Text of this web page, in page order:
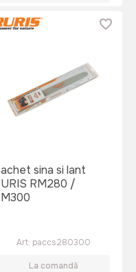
sina si lant
RM280 /
Art: paccs280300
La comandă